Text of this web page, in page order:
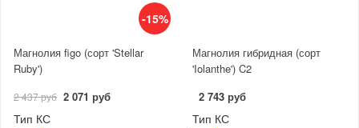
-15%
Магнолия figo (сорт 'Stellar
Ruby')
2 437 руб 2 071 руб
Тип КС
Магнолия гибридная (сорт
'Iolanthe') C2
2 743 руб
Тип КС